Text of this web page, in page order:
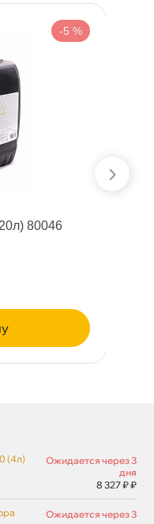
-5 %
80046
(4л)
Ожидается через 3
дня
8 327 ₽ ₽
Ожидается через 3